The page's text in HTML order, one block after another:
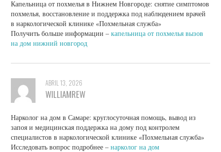
Капельница от похмелья в Нижнем Новгороде: снятие симптомов
похмелья, восстановление и поддержка под наблюдением врачей
в наркологической клинике «Похмельная служба»
Получить больше информации –капельница от похмелья вызов
на дом нижний новгород
ABRIL 13, 2026
WILLIAMREW
Нарколог на дом в Самаре: круглосуточная помощь, вывод из
запоя и медицинская поддержка на дому под контролем
специалистов в наркологической клинике «Похмельная служба»
Исследовать вопрос подробнее –нарколог на дом